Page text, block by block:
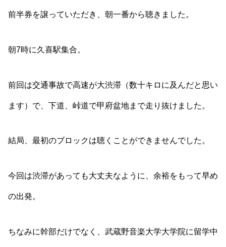
前半券を譲っていただき、朝一番から聴きました。
朝7時に久喜駅集合。
前回は交通事故で高速が大渋滞（数十キロに及んだと思い
ます）で、下道、峠道で甲府盆地まで走り抜けました。
結局、最初のブロックは聴くことができませんでした。
今回は渋滞があっても大丈夫なように、余裕をもって早め
の出発。
ちなみに幹部だけでなく、武蔵野音楽大学大学院に留学中